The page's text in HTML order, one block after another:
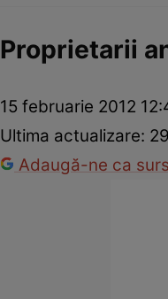
Proprietarii
15 februarie 2012
Ultima actualizare:
Adaugă-ne ca